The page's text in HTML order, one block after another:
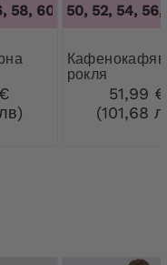
54, 56, 58, 60, 62,
60, 62, 64,48, 50,
48, 50, 52, 54, 56,
Кафенокафява
рокля
51,99 €
(101,68